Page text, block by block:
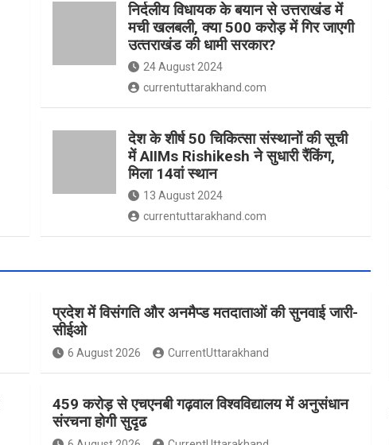
निर्दलीय विधायक के बयान से उत्तराखंड में
मची खलबली, क्‍या 500 करोड़ में गिर जाएगी
उत्‍तराखंड की धामी सरकार?
24 August 2024
currentuttarakhand.com
देश के शीर्ष 50 चिकित्सा संस्थानों की सूची
में AIIMs Rishikesh ने सुधारी रैंकिंग,
मिला 14वां स्थान
13 August 2024
currentuttarakhand.com
प्रदेश में विसंगति और अनमैप्ड मतदाताओं की सुनवाई जारी-
सीईओ
6 August 2026 CurrentUttarakhand
459 करोड़ से एचएनबी गढ़वाल विश्वविद्यालय में अनुसंधान
संरचना होगी सुदृढ